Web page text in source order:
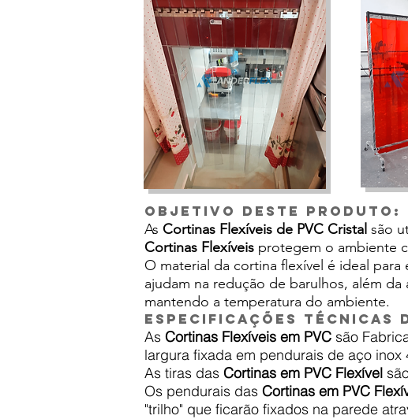
Objetivo deste produto:
As Cortinas Flexíveis de PVC Cristal são
Cortinas Flexíveis protegem o ambiente
O material da cortina flexível é ideal
ajudam na redução de barulhos, além
mantendo a temperatura do ambiente.
Especificações técnicas
As Cortinas Flexíveis em PVC são
largura fixada em pendurais de aço inox
As tiras das Cortinas em PVC Flexível
Os pendurais das Cortinas em PVC
"trilho" que ficarão fixados na parede